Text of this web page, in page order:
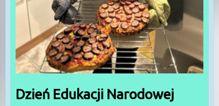
Dzień Edukacji Narodowej